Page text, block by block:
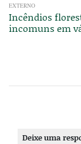
EXTERNO
Incêndios
incomuns em
Deixe uma